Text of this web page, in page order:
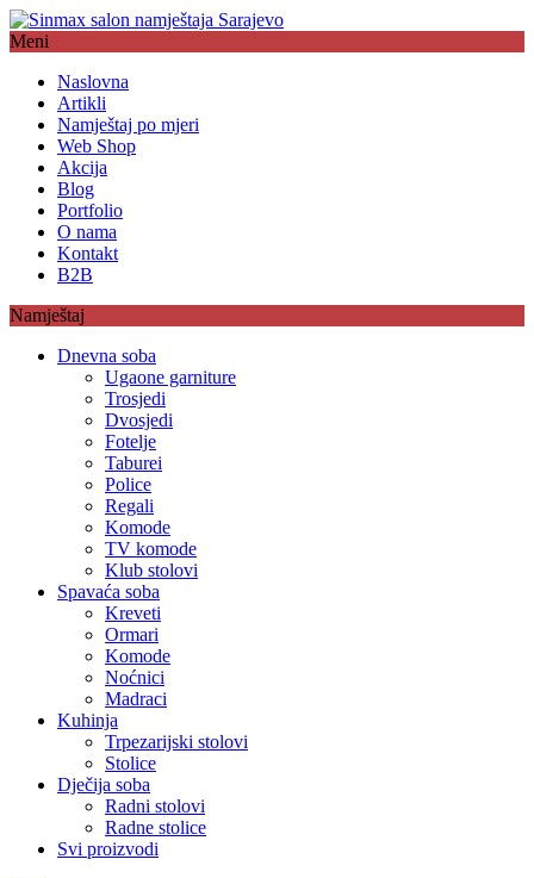
Meni
Naslovna
Artikli
Namještaj po mjeri
Web Shop
Akcija
Blog
Portfolio
O nama
Kontakt
B2B
Namještaj
Dnevna soba
Ugaone garniture
Trosjedi
Dvosjedi
Fotelje
Taburei
Police
Regali
Komode
TV komode
Klub stolovi
Spavaća soba
Kreveti
Ormari
Komode
Noćnici
Madraci
Kuhinja
Trpezarijski stolovi
Stolice
Dječija soba
Radni stolovi
Radne stolice
Svi proizvodi